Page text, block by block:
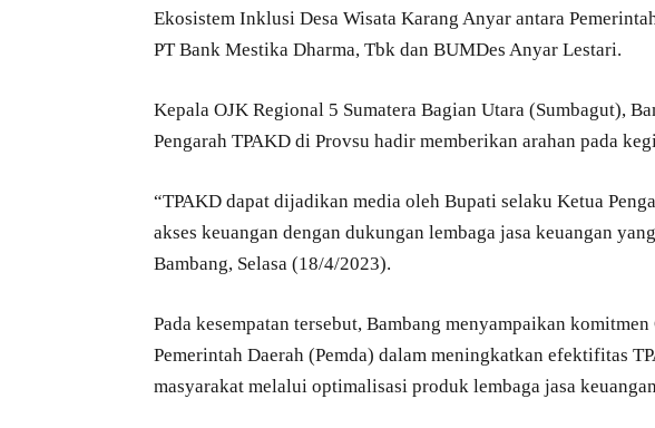
Ekosistem Inklusi Desa Wisata Karang Anyar antara
PT Bank Mestika Dharma, Tbk dan BUMDes Anyar Lestari.
Kepala OJK Regional 5 Sumatera Bagian Utara (Sumbagut),
Pengarah TPAKD di Provsu hadir memberikan arahan pada
“TPAKD dapat dijadikan media oleh Bupati selaku Ketua
akses keuangan dengan dukungan lembaga jasa keuangan
Bambang, Selasa (18/4/2023).
Pada kesempatan tersebut, Bambang menyampaikan
Pemerintah Daerah (Pemda) dalam meningkatkan efektifitas
masyarakat melalui optimalisasi produk lembaga jasa